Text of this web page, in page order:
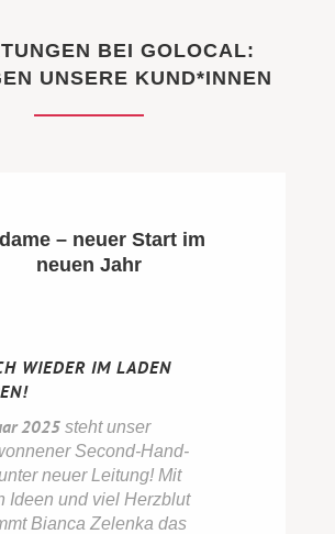
BEI GOLOCAL:
UNSERE KUND*INNEN
– neuer Start im
neuen Jahr
WIEDER IM LADEN
2025steht unser
Second-Hand-
neuer Leitung! Mit
Ideen und viel Herzblut
Bianca Zelenka das